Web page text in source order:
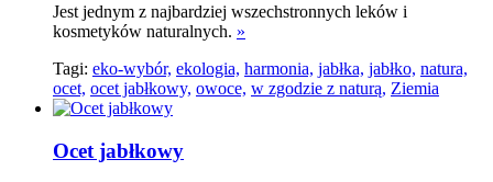
Jest jednym z najbardziej wszechstronnych leków i
kosmetyków naturalnych. »
Tagi: eko-wybór, ekologia, harmonia, jabłka, jabłko, natura,
ocet, ocet jabłkowy, owoce, w zgodzie z naturą, Ziemia
Ocet jabłkowy